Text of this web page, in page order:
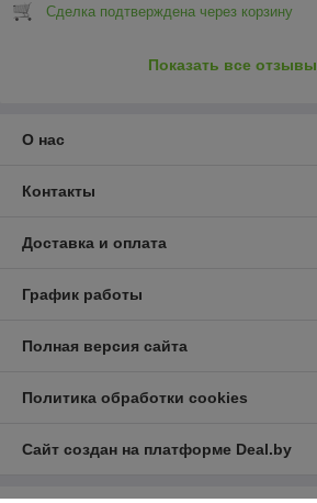
Сделка подтверждена через корзину
Показать все отзывы
О нас
Контакты
Доставка и оплата
График работы
Полная версия сайта
Политика обработки cookies
Сайт создан на платформе Deal.by